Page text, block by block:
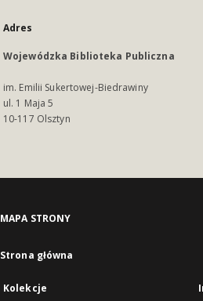
Adres
Wojewódzka Biblioteka Publiczna
im. Emilii Sukertowej-Biedrawiny
ul. 1 Maja 5
10-117 Olsztyn
MAPA STRONY
Strona główna
Kolekcje